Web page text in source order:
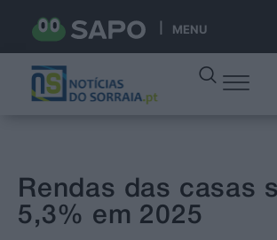
MENU
Rendas das casas
5,3% em 2025